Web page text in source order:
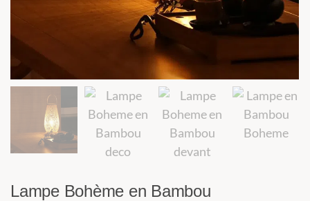
Lampe Bohème en Bambou